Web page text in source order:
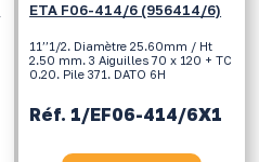
ETA F06-414/6 (956414/6)
11’’1/2. Diamètre 25.60mm / Ht
2.50 mm. 3 Aiguilles 70 x 120 + TC
0.20. Pile 371. DATO 6H
Réf. 1/EF06-414/6X1